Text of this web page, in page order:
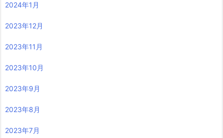
2024年1月
2023年12月
2023年11月
2023年10月
2023年9月
2023年8月
2023年7月